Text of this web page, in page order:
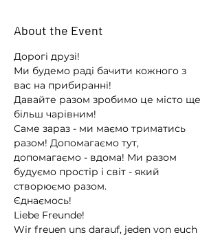
About the Event
Дорогі друзі!
Ми будемо раді бачити кожного з
вас на прибиранні!
Давайте разом зробимо це місто ще
більш чарівним!
Саме зараз - ми маємо триматись
разом! Допомагаємо тут,
допомагаємо - вдома! Ми разом
будуємо простір і світ - який
створюємо разом.
Єднаємось!
Liebe Freunde!
Wir freuen uns darauf, jeden von euch